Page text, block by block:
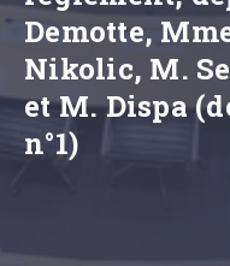
Demotte,
Nikolic, M.
et M. Dispa
n°1)